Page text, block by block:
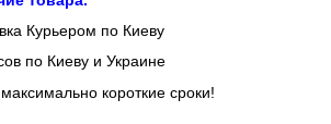
Курьером по Киеву
по Киеву и Украине
короткие сроки!